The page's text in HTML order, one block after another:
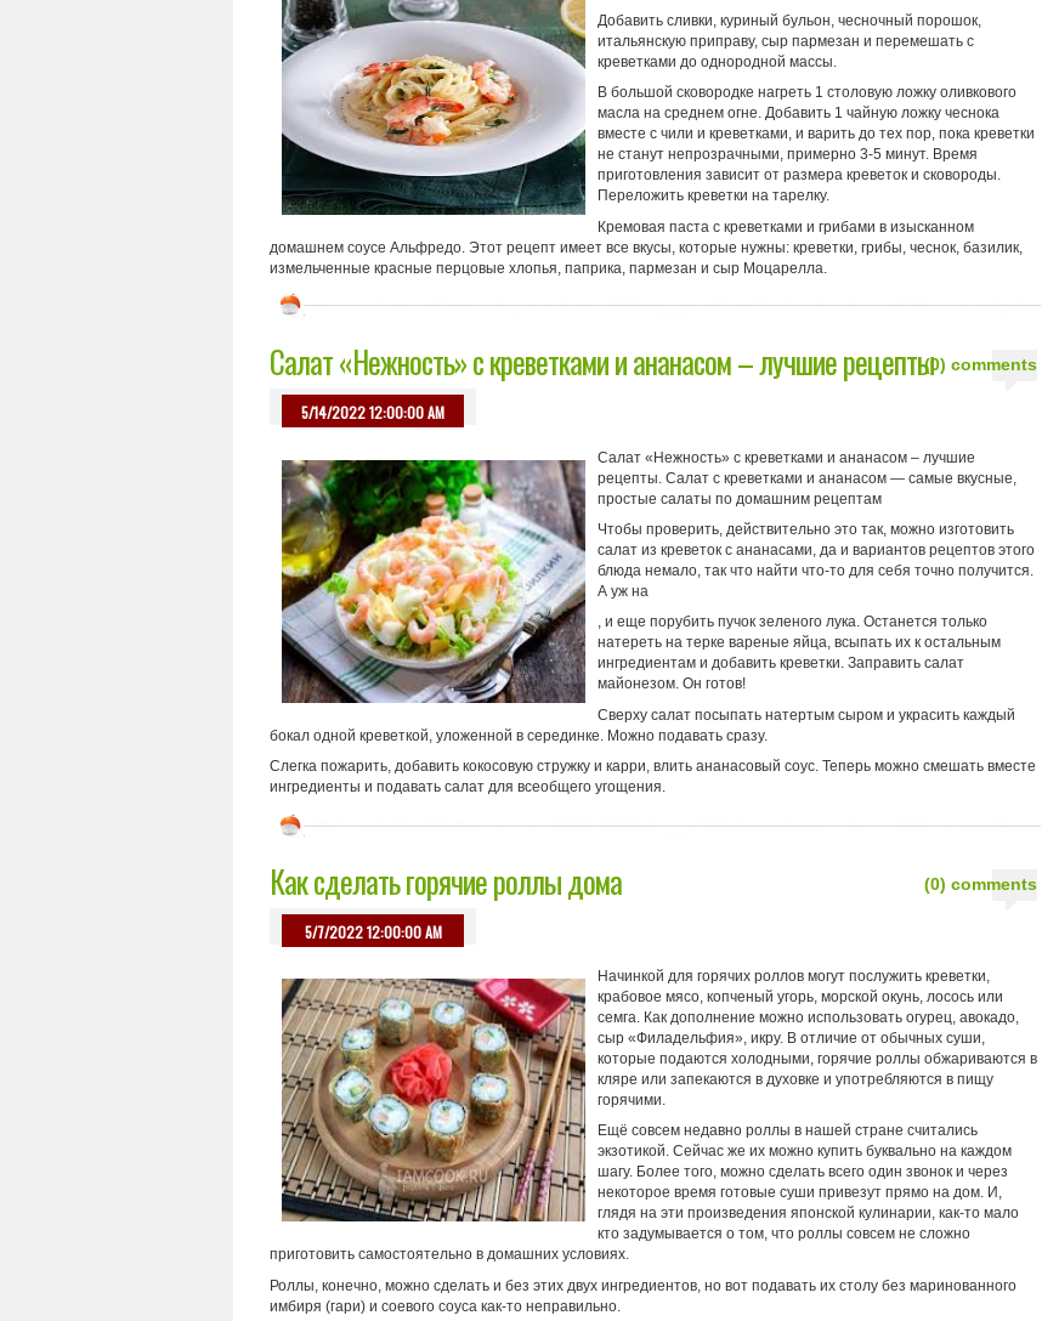
Добавить сливки, куриный бульон, чесночный порошок,
итальянскую приправу, сыр пармезан и перемешать с
креветками до однородной массы.
В большой сковородке нагреть 1 столовую ложку оливкового
масла на среднем огне. Добавить 1 чайную ложку чеснока
вместе с чили и креветками, и варить до тех пор, пока креветки
не станут непрозрачными, примерно 3-5 минут. Время
приготовления зависит от размера креветок и сковороды.
Переложить креветки на тарелку.
Кремовая паста с креветками и грибами в изысканном
домашнем соусе Альфредо. Этот рецепт имеет все вкусы, которые нужны: креветки, грибы, чеснок, базилик,
измельченные красные перцовые хлопья, паприка, пармезан и сыр Моцарелла.
(0) comments
Салат «Нежность» с креветками и ананасом – лучшие рецепты
5/14/2022 12:00:00 AM
Салат «Нежность» с креветками и ананасом – лучшие
рецепты. Салат с креветками и ананасом — самые вкусные,
простые салаты по домашним рецептам
Чтобы проверить, действительно это так, можно изготовить
салат из креветок с ананасами, да и вариантов рецептов этого
блюда немало, так что найти что-то для себя точно получится.
А уж на
, и еще порубить пучок зеленого лука. Останется только
натереть на терке вареные яйца, всыпать их к остальным
ингредиентам и добавить креветки. Заправить салат
майонезом. Он готов!
Сверху салат посыпать натертым сыром и украсить каждый
бокал одной креветкой, уложенной в серединке. Можно подавать сразу.
Слегка пожарить, добавить кокосовую стружку и карри, влить ананасовый соус. Теперь можно смешать вместе
ингредиенты и подавать салат для всеобщего угощения.
(0) comments
Как сделать горячие роллы дома
5/7/2022 12:00:00 AM
Начинкой для горячих роллов могут послужить креветки,
крабовое мясо, копченый угорь, морской окунь, лосось или
семга. Как дополнение можно использовать огурец, авокадо,
сыр «Филадельфия», икру. В отличие от обычных суши,
которые подаются холодными, горячие роллы обжариваются в
кляре или запекаются в духовке и употребляются в пищу
горячими.
Ещё совсем недавно роллы в нашей стране считались
экзотикой. Сейчас же их можно купить буквально на каждом
шагу. Более того, можно сделать всего один звонок и через
некоторое время готовые суши привезут прямо на дом. И,
глядя на эти произведения японской кулинарии, как-то мало
кто задумывается о том, что роллы совсем не сложно
приготовить самостоятельно в домашних условиях.
Роллы, конечно, можно сделать и без этих двух ингредиентов, но вот подавать их столу без маринованного
имбиря (гари) и соевого соуса как-то неправильно.